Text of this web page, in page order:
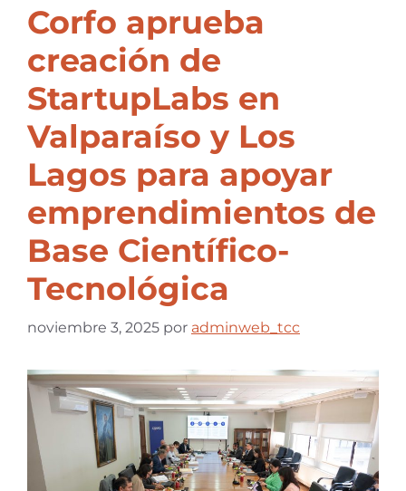
Corfo aprueba
creación de
StartupLabs en
Valparaíso y Los
Lagos para apoyar
emprendimientos de
Base Científico-
Tecnológica
noviembre 3, 2025 por adminweb_tcc